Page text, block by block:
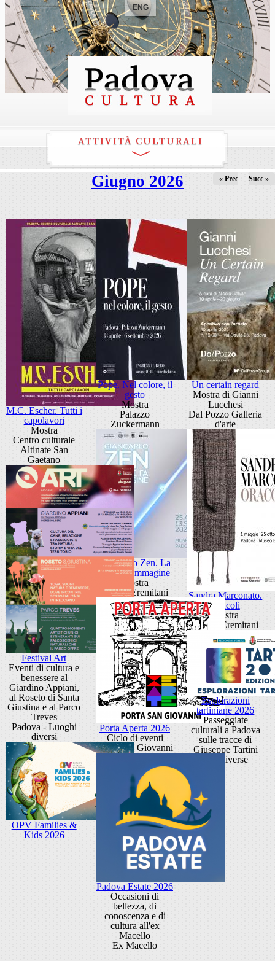
ENG
ATTIVITÀ CULTURALI
Giugno 2026 « Prec Succ »
M.C. Escher. Tutti i
capolavori
Mostra
Centro culturale
Altinate San
Gaetano
Pope. Nel colore, il
gesto
Mostra
Palazzo
Zuckermann
Un certain regard
Mostra di Gianni
Lucchesi
Dal Pozzo Galleria
d'arte
Giancarlo Zen. La
luce fa l'immagine
Mostra
Museo Eremitani
Sandra Marconato.
Oracoli
Mostra
Museo Eremitani
Festival Art
Eventi di cultura e
benessere al
Giardino Appiani,
al Roseto di Santa
Giustina e al Parco
Treves
Padova - Luoghi
diversi
Porta Aperta 2026
Ciclo di eventi
Porta San Giovanni
Esplorazioni
tartiniane 2026
Passeggiate
culturali a Padova
sulle tracce di
Giuseppe Tartini
sedi diverse
OPV Families &
Kids 2026
Padova Estate 2026
Occasioni di
bellezza, di
conoscenza e di
cultura all'ex
Macello
Ex Macello